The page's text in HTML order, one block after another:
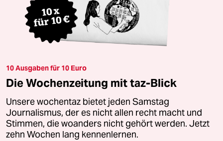
10 Ausgaben für 10 Euro
Die Wochenzeitung mit taz-Blick
Unsere wochentaz bietet jeden Samstag
Journalismus, der es nicht allen recht macht und
Stimmen, die woanders nicht gehört werden. Jetzt
zehn Wochen lang kennenlernen.